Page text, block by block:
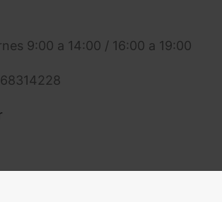
9:00 a 14:00 / 16:00 a 19:00